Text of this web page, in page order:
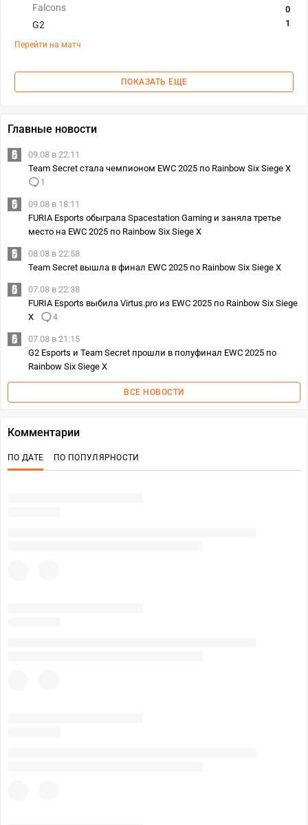
Falcons
G2
0
1
Перейти на матч
ПОКАЗАТЬ ЕЩЕ
Главные новости
09.08 в 22:11
Team Secret стала чемпионом EWC 2025 по Rainbow Six Siege X
1
09.08 в 18:11
FURIA Esports обыграла Spacestation Gaming и заняла третье
место на EWC 2025 по Rainbow Six Siege X
08.08 в 22:58
Team Secret вышла в финал EWC 2025 по Rainbow Six Siege X
07.08 в 22:38
FURIA Esports выбила Virtus.pro из EWC 2025 по Rainbow Six Siege
X
4
07.08 в 21:15
G2 Esports и Team Secret прошли в полуфинал EWC 2025 по
Rainbow Six Siege X
ВСЕ НОВОСТИ
Комментарии
ПО ДАТЕ ПО ПОПУЛЯРНОСТИ